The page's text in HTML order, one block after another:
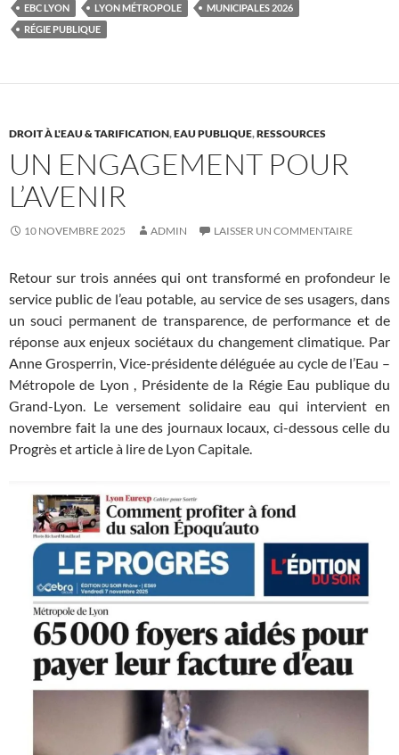
EBC LYON LYON MÉTROPOLE
MUNICIPALES 2026
RÉGIE PUBLIQUE
DROIT À L'EAU & TARIFICATION,EAU PUBLIQUE,RESSOURCES
UN ENGAGEMENT POUR
L’AVENIR
10 NOVEMBRE 2025 ADMIN LAISSER UN COMMENTAIRE
Retour sur trois années qui ont transformé en profondeur le
service public de l’eau potable, au service de ses usagers, dans
un souci permanent de transparence, de performance et de
réponse aux enjeux sociétaux du changement climatique. Par
Anne Grosperrin, Vice-présidente déléguée au cycle de l’Eau –
Métropole de Lyon , Présidente de la Régie Eau publique du
Grand-Lyon. Le versement solidaire eau qui intervient en
novembre fait la une des journaux locaux, ci-dessous celle du
Progrès et article à lire de Lyon Capitale.